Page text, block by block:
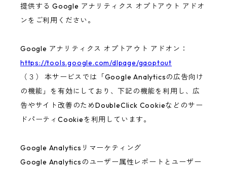
提供する Google アナリティクス オプトアウト アドオ
ンをご利用ください。
Google アナリティクス オプトアウト アドオン：
https://tools.google.com/dlpage/gaoptout
（３） 本サービスでは「Google Analyticsの広告向け
の機能」を有効にしており、下記の機能を利用し、広
告やサイト改善のためDoubleClick Cookieなどのサー
ドパーティCookieを利用しています。
Google Analyticsリマーケティング
Google Analyticsのユーザー属性レポートとユーザー